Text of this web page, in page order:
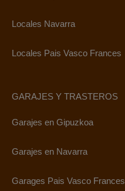
Locales Navarra
Locales Pais Vasco Frances
GARAJES Y TRASTEROS
Garajes en Gipuzkoa
Garajes en Navarra
Garages Pais Vasco Frances